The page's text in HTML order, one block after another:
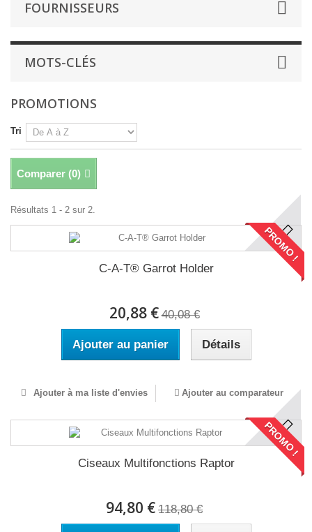
FOURNISSEURS
MOTS-CLÉS
PROMOTIONS
Tri
Comparer (0)
Résultats 1 - 2 sur 2.
PROMO !
C-A-T® Garrot Holder
20,88 € 40,08 €
Ajouter au panier Détails
Ajouter à ma liste d'envies Ajouter au comparateur
PROMO !
Ciseaux Multifonctions Raptor
94,80 € 118,80 €